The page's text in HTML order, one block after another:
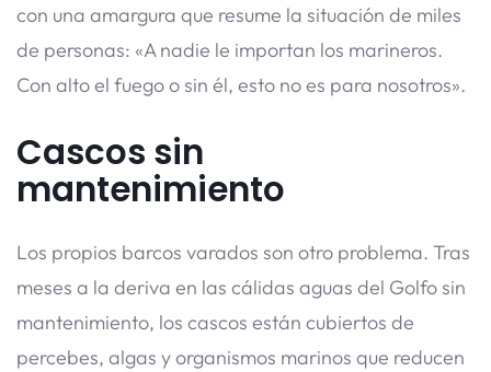
con una amargura que resume la situación de miles
de personas: «A nadie le importan los marineros.
Con alto el fuego o sin él, esto no es para nosotros».
Cascos sin
mantenimiento
Los propios barcos varados son otro problema. Tras
meses a la deriva en las cálidas aguas del Golfo sin
mantenimiento, los cascos están cubiertos de
percebes, algas y organismos marinos que reducen